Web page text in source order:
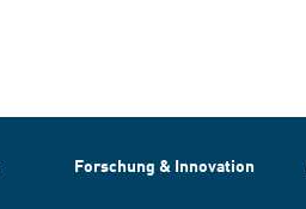
Forschung & Innovation